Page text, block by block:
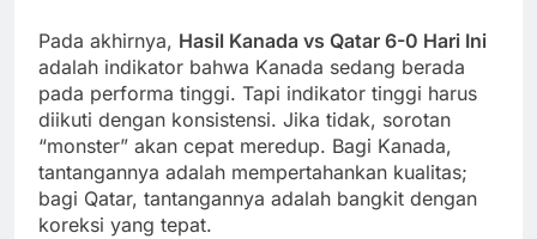
Pada akhirnya, Hasil Kanada vs Qatar 6-0 Hari Ini
adalah indikator bahwa Kanada sedang berada
pada performa tinggi. Tapi indikator tinggi harus
diikuti dengan konsistensi. Jika tidak, sorotan
“monster” akan cepat meredup. Bagi Kanada,
tantangannya adalah mempertahankan kualitas;
bagi Qatar, tantangannya adalah bangkit dengan
koreksi yang tepat.